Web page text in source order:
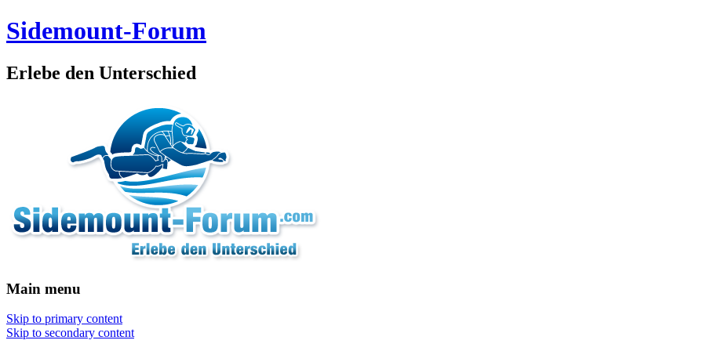
Sidemount-Forum
Erlebe den Unterschied
Main menu
Skip to primary content
Skip to secondary content